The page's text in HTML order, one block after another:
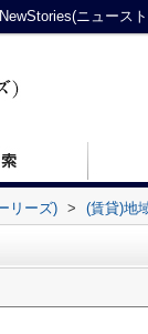
ニュース
リーズ) > (賃貸)地